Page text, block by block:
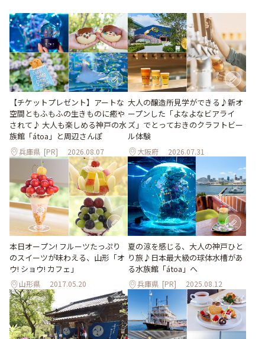
【チケットプレゼント】アートな
空間ともふもふの生きものに癒や
されて♪ 大人も楽しめる神戸の水
族館「átoa」と周辺さんぽ
兵庫県 [PR] 2026.08.07
大人の醸造所見学ができる♪新オ
ープンした「よなよなビアライ
ズ」でとっておきのクラフトビー
ル体験
大阪府 2026.07.31
本日オープン! フルーツたっぷり
のスイーツが味わえる、山形「オ
ウ! ショウ! カフェ」
山形県 2017.05.20
夏の涼を感じる、大人の神戸ひと
り旅♪日本最大級の球体水槽があ
る水族館「átoa」へ
兵庫県 [PR] 2025.08.12